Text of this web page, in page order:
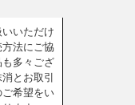
いただけ
法にご協
多々ござ
とお取引
希望をい